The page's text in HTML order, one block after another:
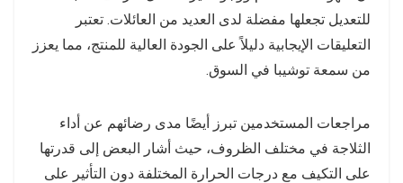
للتعديل تجعلها مفضلة لدى العديد من العائلات. تعتبر
التعليقات الإيجابية دليلاً على الجودة العالية للمنتج، مما يعزز
من سمعة توشيبا في السوق.
مراجعات المستخدمين تبرز أيضًا مدى رضائهم عن أداء
الثلاجة في مختلف الظروف، حيث أشار البعض إلى قدرتها
على التكيف مع درجات الحرارة المختلفة دون التأثير على